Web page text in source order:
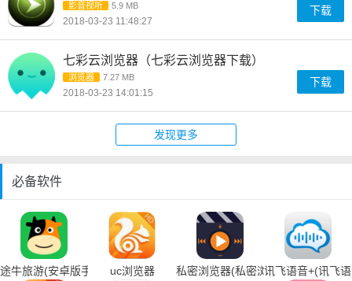
影音视听 5.9 MB
2018-03-23 11:48:27
下载
七彩云浏览器（七彩云浏览器下载）
浏览器 7.27 MB
2018-03-23 14:01:15
下载
发现更多
必备软件
途牛旅游(安卓版手机下载)uc浏览器 私密浏览器(私密浏览器手机下载)
讯飞语音+(讯飞